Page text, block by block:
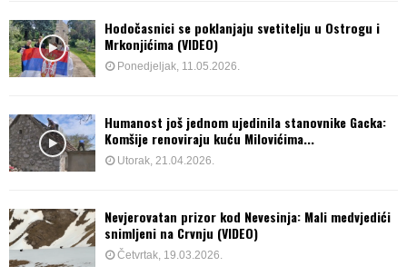
Hodočasnici se poklanjaju svetitelju u Ostrogu i
Mrkonjićima (VIDEO)
Ponedjeljak, 11.05.2026.
Humanost još jednom ujedinila stanovnike Gacka:
Komšije renoviraju kuću Milovićima...
Utorak, 21.04.2026.
Nevjerovatan prizor kod Nevesinja: Mali medvjedići
snimljeni na Crvnju (VIDEO)
Četvrtak, 19.03.2026.